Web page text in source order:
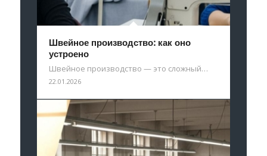
Швейное производство: как оно
устроено
Швейное производство — это сложный…
22.01.2026